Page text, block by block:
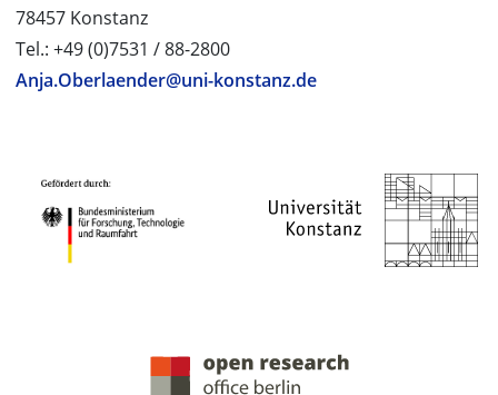
78457 Konstanz
Tel.: +49 (0)7531 / 88-2800
Anja.Oberlaender@uni-konstanz.de